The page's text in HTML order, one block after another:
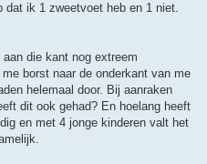
ik 1 zweetvoet heb en 1 niet.
die kant nog extreem
borst naar de onderkant van me
helemaal door. Bij aanraken
dit ook gehad? En hoelang heeft
en met 4 jonge kinderen valt het